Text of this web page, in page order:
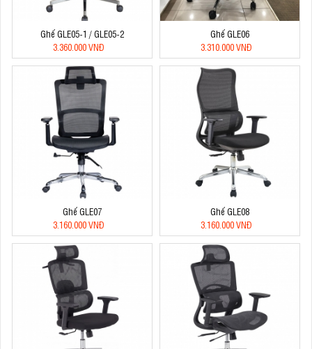
Ghế GLE05-1 / GLE05-2
3.360.000 VNĐ
Ghế GLE06
3.310.000 VNĐ
Ghế GLE07
3.160.000 VNĐ
Ghế GLE08
3.160.000 VNĐ